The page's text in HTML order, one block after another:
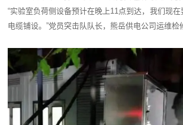
“实验室负荷侧设备预计在晚上11点到达，我们现
电缆铺设。”党员突击队队长，熊岳供电公司运维检